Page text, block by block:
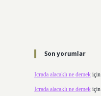
Son yorumlar
Icrada alacaklı ne demekiçin
Icrada alacaklı ne demekiçin